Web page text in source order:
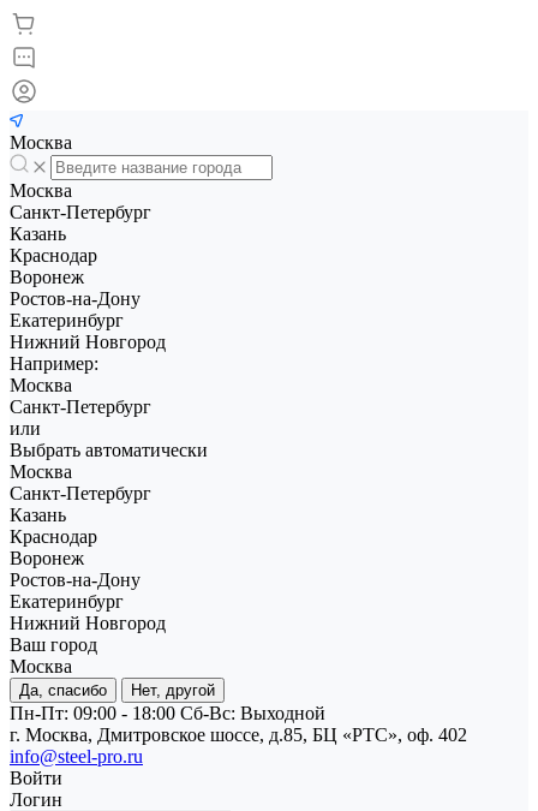
Москва
Москва
Санкт-Петербург
Казань
Краснодар
Воронеж
Ростов-на-Дону
Екатеринбург
Нижний Новгород
Например:
Москва
Санкт-Петербург
или
Выбрать автоматически
Москва
Санкт-Петербург
Казань
Краснодар
Воронеж
Ростов-на-Дону
Екатеринбург
Нижний Новгород
Ваш город
Москва
Да, спасибо Нет, другой
Пн-Пт: 09:00 - 18:00 Cб-Вс: Выходной
г. Москва, Дмитровское шоссе, д.85, БЦ «РТС», оф. 402
info@steel-pro.ru
Войти
Логин